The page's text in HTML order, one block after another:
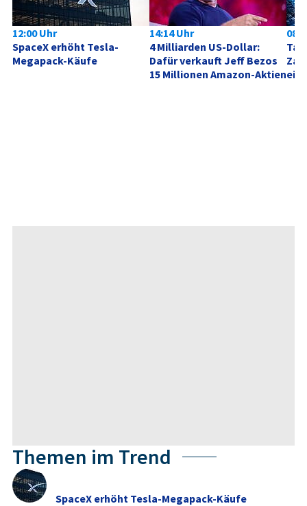
12:00 Uhr
SpaceX erhöht Tesla-
Megapack-Käufe
14:14 Uhr
4 Milliarden US-Dollar:
Dafür verkauft Jeff Bezos
15 Millionen Amazon-Aktien
Themen im Trend
SpaceX erhöht Tesla-Megapack-Käufe